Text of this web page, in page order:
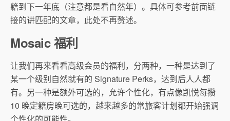
籍到下一年底（注意都是看自然年）。具体可参考前面链
接的讲匹配的文章，此处不再赘述。
Mosaic 福利
让我们再来看看高级会员的福利，分两种，一种是达到了
某一个级别自然就有的 Signature Perks，达到后人人都
有。另一种是额外可选的，允许个性化，有点像凯悦每攒
10 晚定籍房晚可选的，越来越多的常旅客计划都开始强调